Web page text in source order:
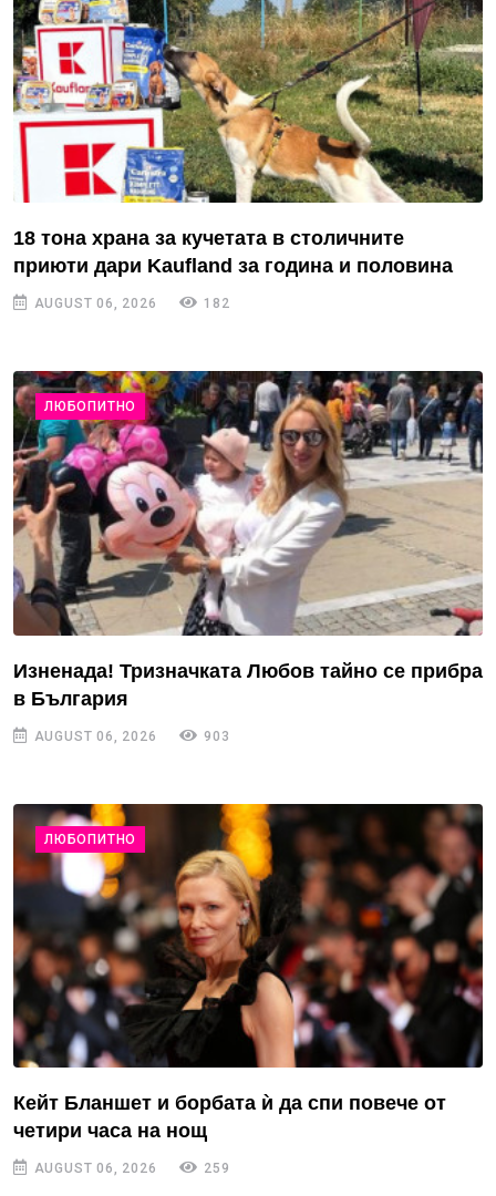
18 тона храна за кучетата в столичните
приюти дари Kaufland за година и половина
AUGUST 06, 2026 182
ЛЮБОПИТНО
Изненада! Тризначката Любов тайно се прибра
в България
AUGUST 06, 2026 903
ЛЮБОПИТНО
Кейт Бланшет и борбата ѝ да спи повече от
четири часа на нощ
AUGUST 06, 2026 259